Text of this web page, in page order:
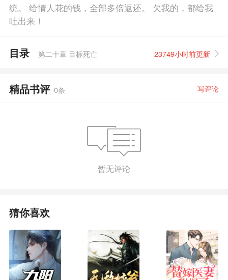
统。 给情人花的钱，全部多倍返还。 欠我的，都给我
吐出来！
目录 第二十章 目标死亡 23749小时前更新
精品书评 0条 写评论
暂无评论
猜你喜欢